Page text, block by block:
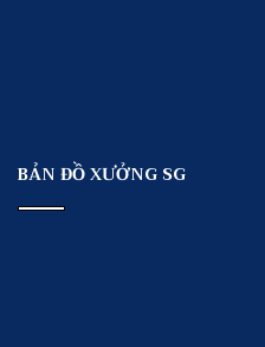
BẢN ĐỒ XƯỞNG SG